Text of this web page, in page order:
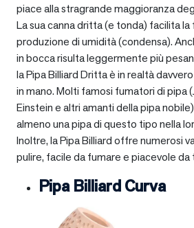
piace alla stragrande maggioranza
La sua canna dritta (e tonda) facilita
produzione di umidità (condensa).
in bocca risulta leggermente più
la Pipa Billiard Dritta è in realtà
in mano. Molti famosi fumatori di pipa
Einstein e altri amanti della pipa
almeno una pipa di questo tipo nella
Inoltre, la Pipa Billiard offre numerosi
pulire, facile da fumare e piacevole da
Pipa Billiard Curva